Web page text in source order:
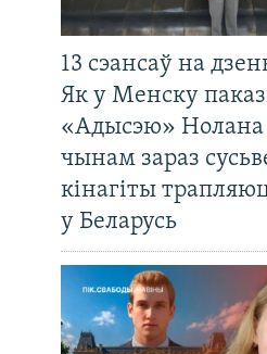
13 сэансаў на
Як у Менску
«Адысэю» Нолана
чынам зараз
кінагіты
у Беларусь